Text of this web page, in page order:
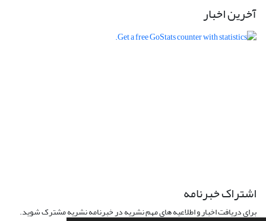
آخرین اخبار
اشتراک خبرنامه
برای دریافت اخبار و اطلاعیه های مهم نشریه در خبرنامه نشریه مشترک شوید.